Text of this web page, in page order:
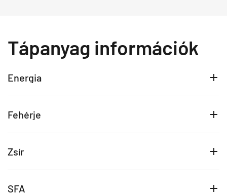
Tápanyag információk
Energia
Fehérje
Zsír
SFA